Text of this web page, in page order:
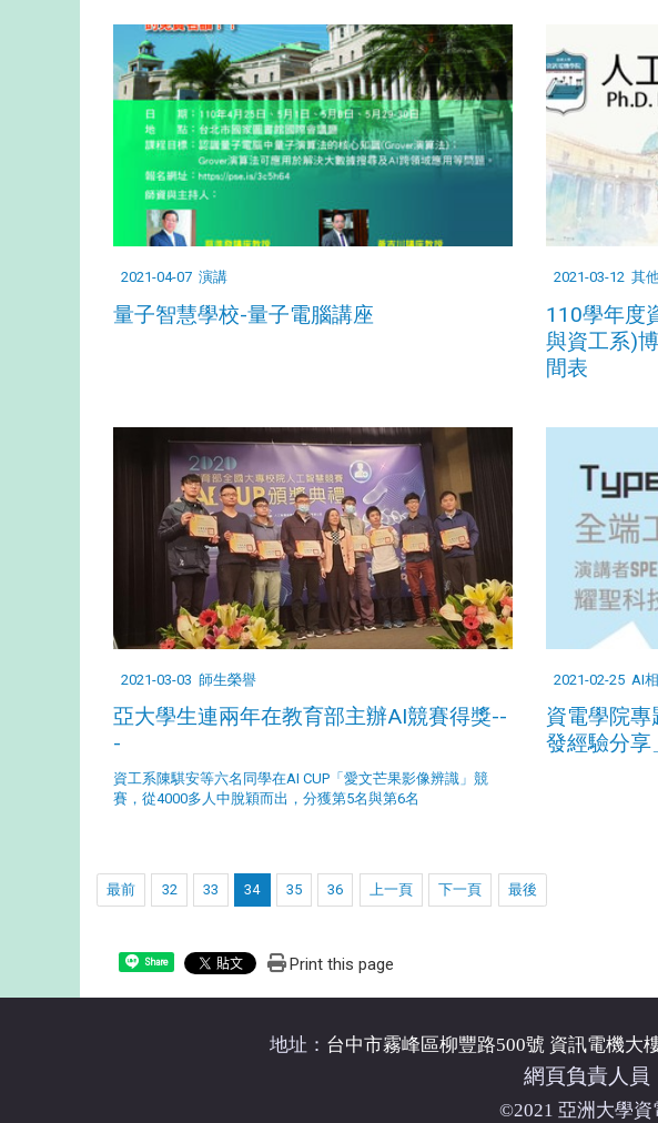
2021-04-07 演講
量子智慧學校-量子電腦講座
2021-03-12 其
110學年度
與資工系)
間表
2021-03-03 師生榮譽
亞大學生連兩年在教育部主辦AI競賽得獎--
-
資工系陳騏安等六名同學在AI CUP「愛文芒果影像辨識」競
賽，從4000多人中脫穎而出，分獲第5名與第6名
2021-02-25 AI
資電學院
發經驗分享
最前 32 33 34 35 36 上一頁 下一頁 最後
Share Print this page
地址： 台中市霧峰區柳豐路500號 資訊電機大
網頁負責人員
©2021 亞洲大學資